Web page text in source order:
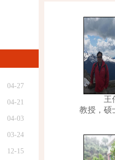
04-27
04-21
04-03
03-24
12-15
王
教授，硕